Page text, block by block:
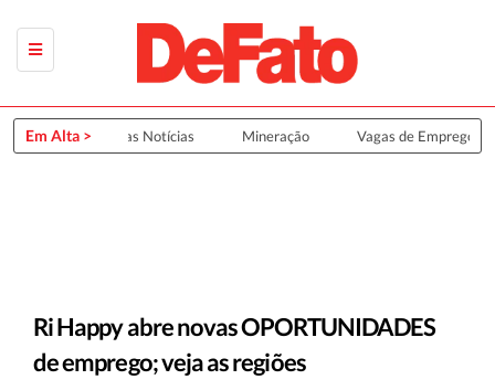
Em Alta >Últimas Notícias Mineração Vagas de Emprego
Ri Happy abre novas OPORTUNIDADES
de emprego; veja as regiões